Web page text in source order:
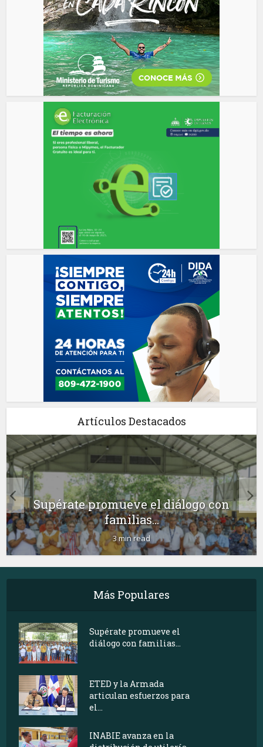
Artículos Destacados
Supérate promueve el diálogo con
familias...
3 min read
Más Populares
Supérate promueve el
diálogo con familias...
ETED y la Armada
articulan esfuerzos para
el...
INABIE avanza en la